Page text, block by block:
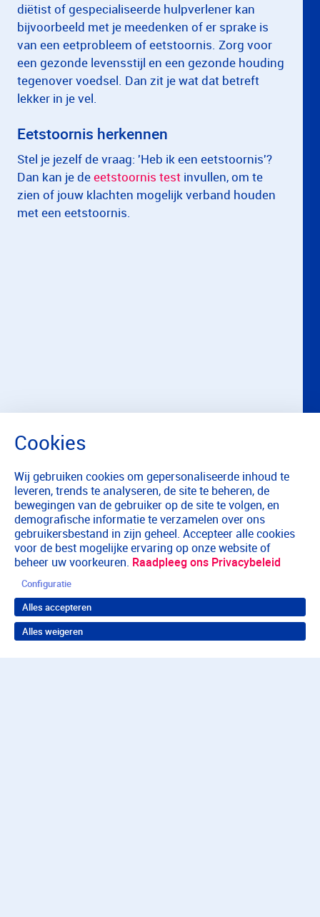
diëtist of gespecialiseerde hulpverlener kan
bijvoorbeeld met je meedenken of er sprake is
van een eetprobleem of eetstoornis. Zorg voor
een gezonde levensstijl en een gezonde houding
tegenover voedsel. Dan zit je wat dat betreft
lekker in je vel.
Eetstoornis herkennen
Stel je jezelf de vraag: 'Heb ik een eetstoornis'?
Dan kan je deeetstoornis test invullen, om te
zien of jouw klachten mogelijk verband houden
met een eetstoornis.
Wij gebruiken cookies om gepersonaliseerde inhoud te
leveren, trends te analyseren, de site te beheren, de
bewegingen van de gebruiker op de site te volgen, en
demografische informatie te verzamelen over ons
gebruikersbestand in zijn geheel. Accepteer alle cookies
voor de best mogelijke ervaring op onze website of
beheer uw voorkeuren. Raadpleeg ons Privacybeleid
Configuratie
Alles accepteren
Alles weigeren